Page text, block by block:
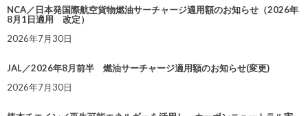
NCA／日本発国際航空貨物燃油サーチャージ適用額のお知らせ（2026年
8月1日適用 改定）
2026年7月30日
JAL／2026年8月前半 燃油サーチャージ適用額のお知らせ(変更)
2026年7月30日